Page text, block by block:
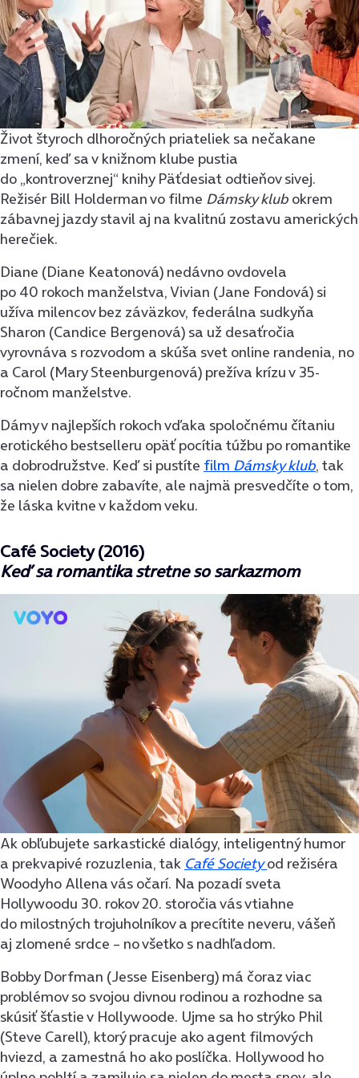
Život štyroch dlhoročných priateliek sa nečakane
zmení, keď sa v knižnom klube pustia
do „kontroverznej“ knihy Päťdesiat odtieňov sivej.
Režisér Bill Holderman vo filme Dámsky klub okrem
zábavnej jazdy stavil aj na kvalitnú zostavu amerických
herečiek.
Diane (Diane Keatonová) nedávno ovdovela
po 40 rokoch manželstva, Vivian (Jane Fondová) si
užíva milencov bez záväzkov, federálna sudkyňa
Sharon (Candice Bergenová) sa už desaťročia
vyrovnáva s rozvodom a skúša svet online randenia, no
a Carol (Mary Steenburgenová) prežíva krízu v 35-
ročnom manželstve.
Dámy v najlepších rokoch vďaka spoločnému čítaniu
erotického bestselleru opäť pocítia túžbu po romantike
a dobrodružstve. Keď si pustíte film Dámsky klub, tak
sa nielen dobre zabavíte, ale najmä presvedčíte o tom,
že láska kvitne v každom veku.
Café Society (2016)
Keď sa romantika stretne so sarkazmom
Ak obľubujete sarkastické dialógy, inteligentný humor
a prekvapivé rozuzlenia, tak Café Society od režiséra
Woodyho Allena vás očarí. Na pozadí sveta
Hollywoodu 30. rokov 20. storočia vás vtiahne
do milostných trojuholníkov a precítite neveru, vášeň
aj zlomené srdce – no všetko s nadhľadom.
Bobby Dorfman (Jesse Eisenberg) má čoraz viac
problémov so svojou divnou rodinou a rozhodne sa
skúsiť šťastie v Hollywoode. Ujme sa ho strýko Phil
(Steve Carell), ktorý pracuje ako agent filmových
hviezd, a zamestná ho ako poslíčka. Hollywood ho